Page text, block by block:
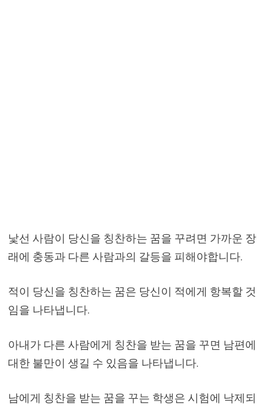
낯선 사람이 당신을 칭찬하는 꿈을 꾸려면 가까운 장
래에 충동과 다른 사람과의 갈등을 피해야합니다.
적이 당신을 칭찬하는 꿈은 당신이 적에게 항복할 것
임을 나타냅니다.
아내가 다른 사람에게 칭찬을 받는 꿈을 꾸면 남편에
대한 불만이 생길 수 있음을 나타냅니다.
남에게 칭찬을 받는 꿈을 꾸는 학생은 시험에 낙제되